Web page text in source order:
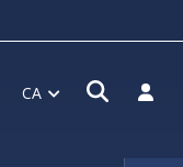
CA Obrir